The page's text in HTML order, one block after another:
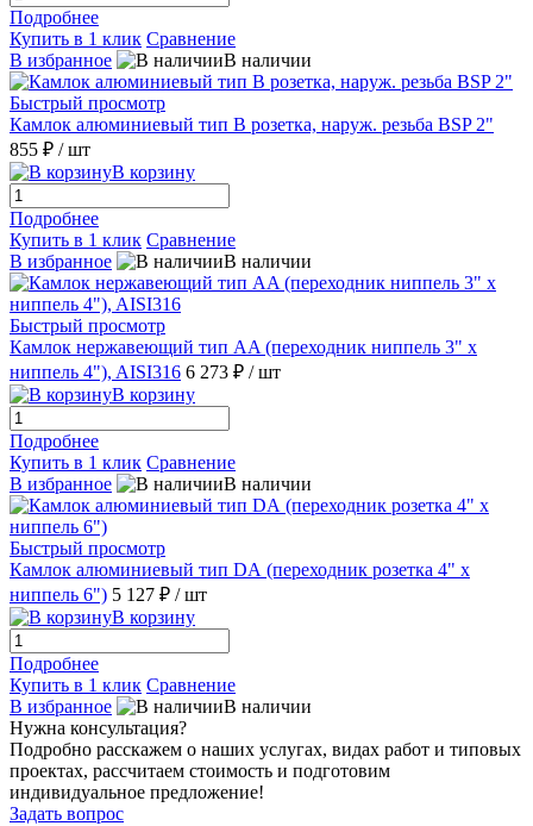
Подробнее
Купить в 1 клик Сравнение
В избранное
В наличии
Быстрый просмотр
Камлок алюминиевый тип B розетка, наруж. резьба BSP 2"
855 ₽ / шт
В корзину
Подробнее
Купить в 1 клик Сравнение
В избранное
В наличии
Быстрый просмотр
Камлок нержавеющий тип AA (переходник ниппель 3" х
ниппель 4"), AISI316 6 273 ₽ / шт
В корзину
Подробнее
Купить в 1 клик Сравнение
В избранное
В наличии
Быстрый просмотр
Камлок алюминиевый тип DА (переходник розетка 4" х
ниппель 6") 5 127 ₽ / шт
В корзину
Подробнее
Купить в 1 клик Сравнение
В избранное
В наличии
Нужна консультация?
Подробно расскажем о наших услугах, видах работ и типовых
проектах, рассчитаем стоимость и подготовим
индивидуальное предложение!
Задать вопрос